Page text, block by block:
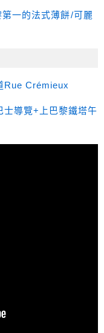
第一的法式薄餅/可麗
Rue Crémieux
士導覽+上巴黎鐵塔午